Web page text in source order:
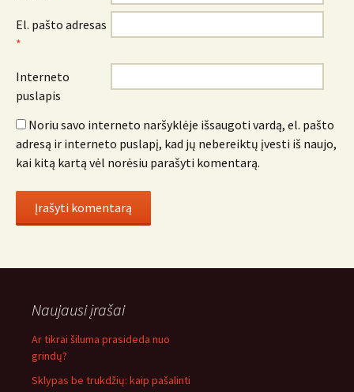
El. pašto adresas
*
Interneto
puslapis
Noriu savo interneto naršyklėje išsaugoti vardą, el. pašto
adresą ir interneto puslapį, kad jų nebereiktų įvesti iš naujo,
kai kitą kartą vėl norėsiu parašyti komentarą.
Naujausi įrašai
Ar tikrai šiluma prasideda nuo
grindų?
Sklypas be trukdžių: kaip pašalinti